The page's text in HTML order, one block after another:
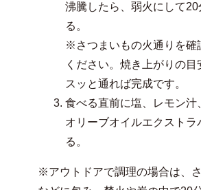
沸騰したら、弱火にして
る。
※さつまいもの火通りを確
ください。焼き上がりの
スッと通れば完成です。
食べる直前に塩、レモン汁
オリーブオイルエクストラ
る。
※アウトドアで調理の場合は、